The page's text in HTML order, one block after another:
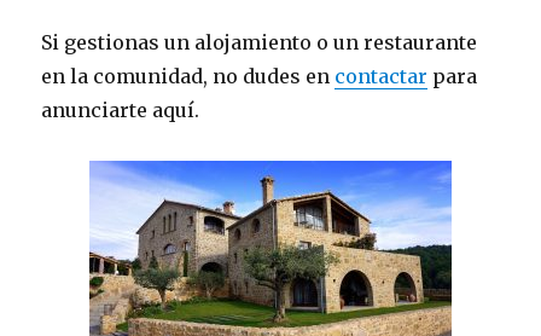
Si gestionas un alojamiento o un restaurante
en la comunidad, no dudes en contactar para
anunciarte aquí.